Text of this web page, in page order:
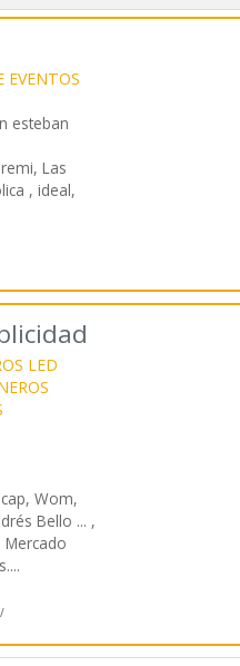
EVENTOS
esteban
Las
, ideal,
LED
Wom,
Bello ... ,
Mercado
...